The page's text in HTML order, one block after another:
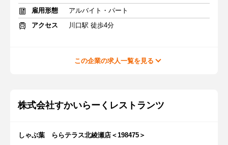
雇用形態
アルバイト・パート
アクセス
川口駅 徒歩4分
この企業の求人一覧を見る
株式会社すかいらーくレストランツ
しゃぶ葉 ららテラス北綾瀬店＜198475＞